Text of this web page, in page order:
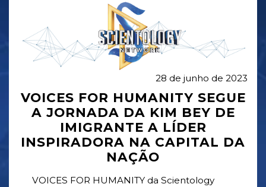
28 de junho de 2023
VOICES FOR HUMANITY SEGUE
A JORNADA DA KIM BEY DE
IMIGRANTE A LÍDER
INSPIRADORA NA CAPITAL DA
NAÇÃO
VOICES FOR HUMANITY da Scientology